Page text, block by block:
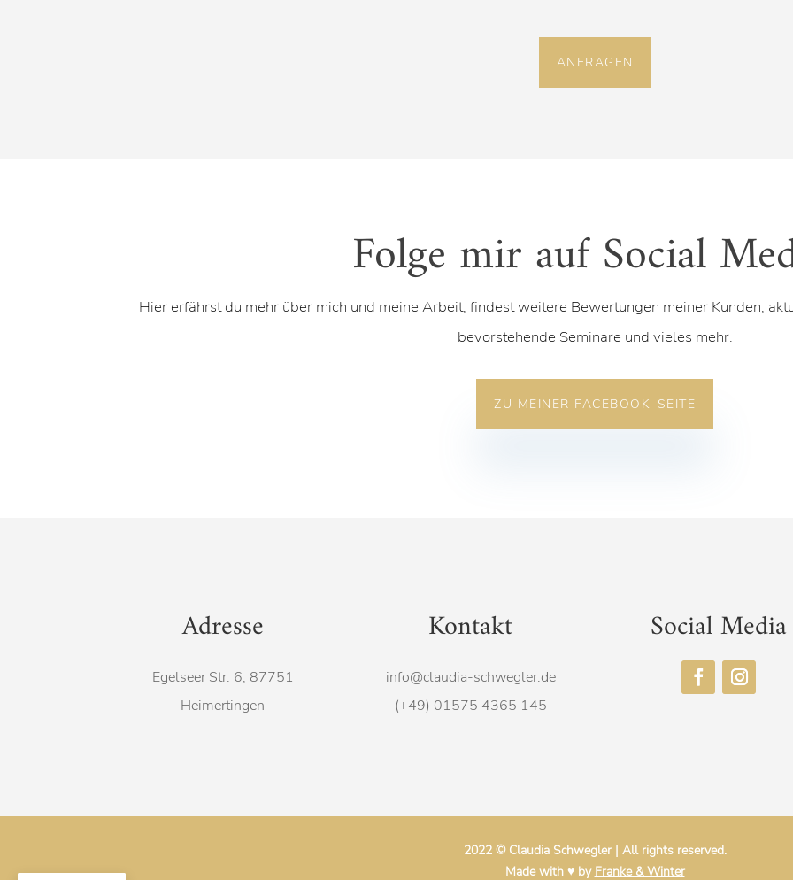
ANFRAGEN
Folge mir auf Social
Hier erfährst du mehr über mich und meine Arbeit, findest weitere Bewertungen meiner Kunden,
bevorstehende Seminare und vieles mehr.
ZU MEINER FACEBOOK-SEITE
Adresse
Egelseer Str. 6, 87751
Heimertingen
Kontakt
info@claudia-schwegler.de
(+49) 01575 4365 145
Social Media
2022 © Claudia Schwegler | All rights reserved.
Made with ♥ by Franke & Winter